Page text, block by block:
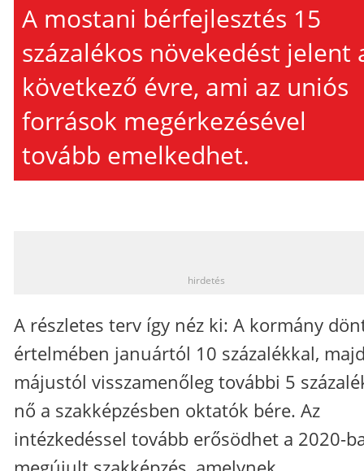
A mostani bérfejlesztés 15
százalékos növekedést jelent
következő évre, ami az uniós
források megérkezésével
tovább emelkedhet.
hirdetés
A részletes terv így néz ki: A kormány
értelmében januártól 10 százalékkal,
májustól visszamenőleg további 5
nő a szakképzésben oktatók bére. Az
intézkedéssel tovább erősödhet a 2020-